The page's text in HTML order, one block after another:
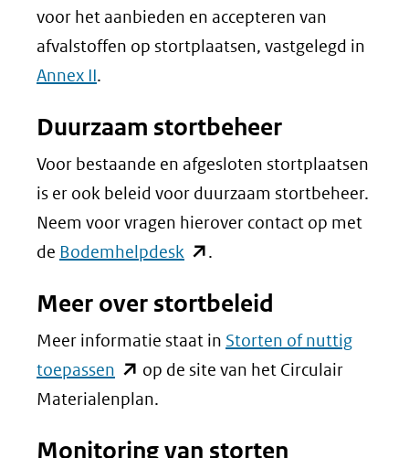
voor het aanbieden en accepteren van
afvalstoffen op stortplaatsen, vastgelegd in
Annex II.
Duurzaam stortbeheer
Voor bestaande en afgesloten stortplaatsen
is er ook beleid voor duurzaam stortbeheer.
Neem voor vragen hierover contact op met
de Bodemhelpdesk (opent
nieuw
venster)
(verwijst
.
Meer over stortbeleid
Meer informatie staat in Storten of nuttig
toepassen (opent
in
op de site van het Circulair
Materialenplan.
Monitoring van storten